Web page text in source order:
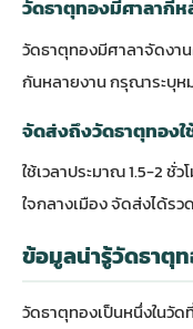
วัดธาตุทองมีศาลากี่ห
วัดธาตุทองมีศาลาจัดงา
กันหลายงาน กรุณาระบุห
จัดส่งถึงวัดธาตุทองใ
ใช้เวลาประมาณ 1.5-2 ชั่
ใจกลางเมือง จัดส่งได้รว
ข้อมูลน่ารู้วัดธาตุ
วัดธาตุทองเป็นหนึ่งในวั